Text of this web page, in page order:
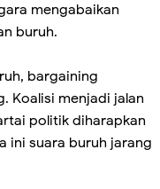
mengabaikan
buruh.
bargaining
Koalisi menjadi jalan
politik diharapkan
ini suara buruh jarang